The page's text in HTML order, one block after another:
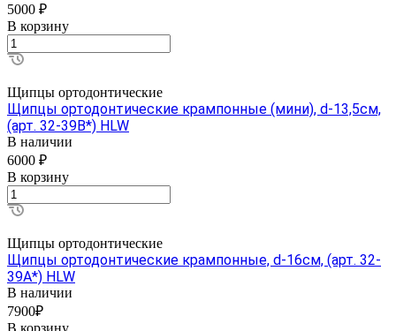
5000 ₽
В корзину
Щипцы ортодонтические
Щипцы ортодонтические крампонные (мини), d-13,5см,
(арт. 32-39В*) HLW
В наличии
6000 ₽
В корзину
Щипцы ортодонтические
Щипцы ортодонтические крампонные, d-16см, (арт. 32-
39A*) HLW
В наличии
7900₽